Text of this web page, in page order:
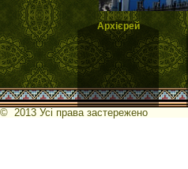
Архієрей
© 2013 Усі права застережено